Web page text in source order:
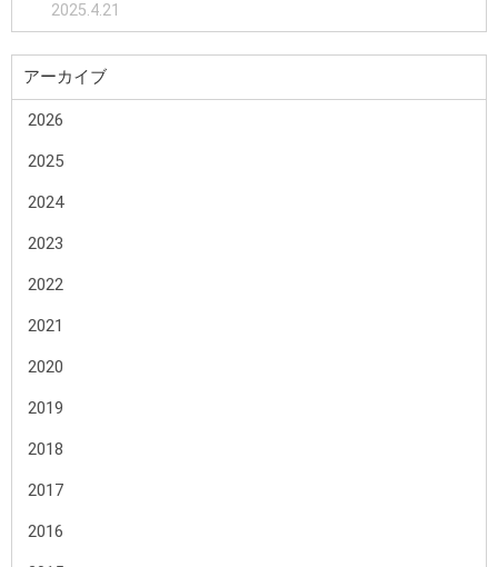
2025.4.21
アーカイブ
2026
2025
2024
2023
2022
2021
2020
2019
2018
2017
2016